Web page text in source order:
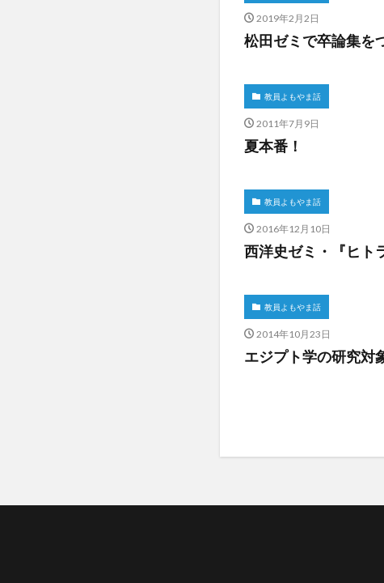
2019年2月2日
松田ゼミで卒論集を
教員よもやま話
2011年7月9日
夏本番！
教員よもやま話
2016年12月10日
西洋史ゼミ・『ヒト
教員よもやま話
2014年10月23日
エジプト学の研究対